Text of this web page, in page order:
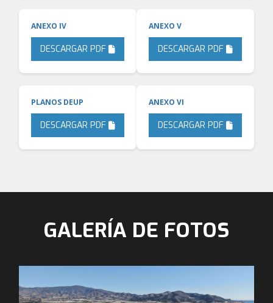
ANEXO IV
DESCARGAR PDF
ANEXO V
DESCARGAR PDF
PLANOS DEUP
DESCARGAR PDF
ANEXO VI
DESCARGAR PDF
GALERÍA DE FOTOS